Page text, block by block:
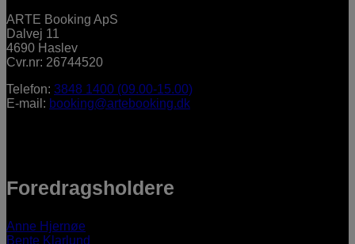
ARTE Booking ApS
Dalvej 11
4690 Haslev
Cvr.nr: 26744520
Telefon: 3848 1400 (09.00-15.00)
E-mail: booking@artebooking.dk
Foredragsholdere
Anne Hjernøe
Bente Klarlund